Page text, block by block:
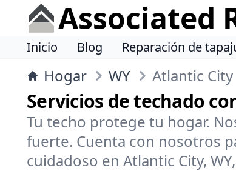
Associated
Inicio Blog Reparación de
Hogar WY Atlantic City
Servicios de techado
Tu techo protege tu hogar.
fuerte. Cuenta con nosotros
cuidadoso en Atlantic City,